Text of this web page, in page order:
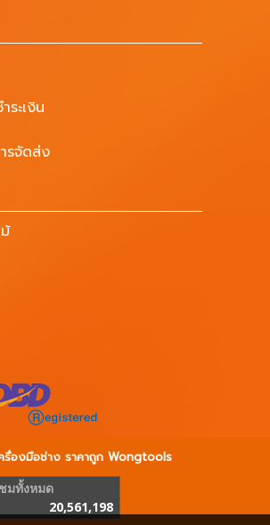
ระเงิน
รจัดส่ง
องมือช่าง ราคาถูก Wongtools
มทั้งหมด
20,561,198